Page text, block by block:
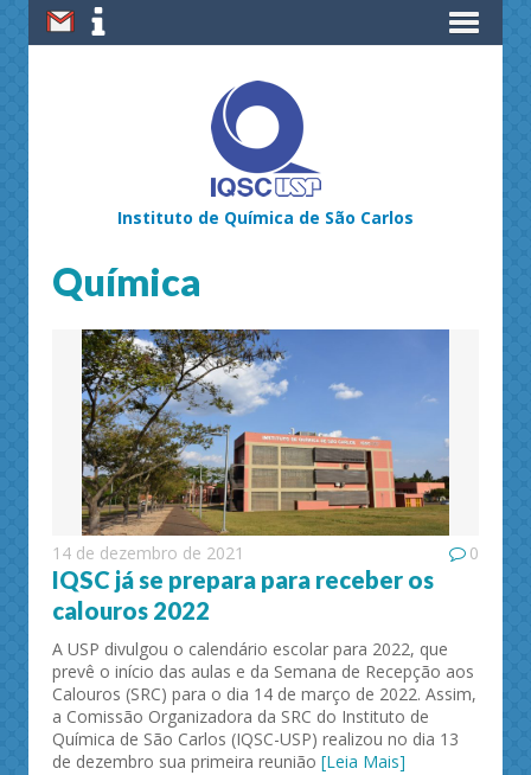
Instituto de Química de São Carlos
Química
14 de dezembro de 2021 0
IQSC já se prepara para receber os
calouros 2022
A USP divulgou o calendário escolar para 2022, que
prevê o início das aulas e da Semana de Recepção aos
Calouros (SRC) para o dia 14 de março de 2022. Assim,
a Comissão Organizadora da SRC do Instituto de
Química de São Carlos (IQSC-USP) realizou no dia 13
de dezembro sua primeira reunião [Leia Mais]